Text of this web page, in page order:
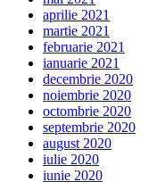
aprilie 2021
martie 2021
februarie 2021
ianuarie 2021
decembrie 2020
noiembrie 2020
octombrie 2020
septembrie 2020
august 2020
iulie 2020
iunie 2020